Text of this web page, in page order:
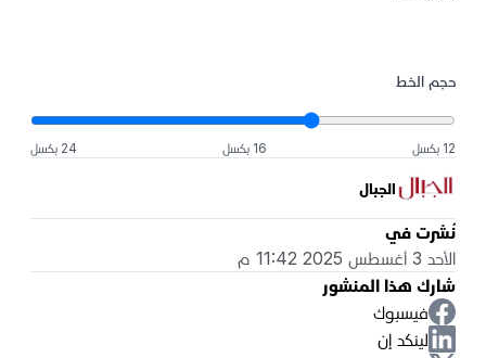
حجم الخط
12 بكسل 16 بكسل 24 بكسل
الجبال
نُشرت في
الأحد 3 أغسطس 2025 11:42 م
شارك هذا المنشور
فيسبوك
لينكد إن